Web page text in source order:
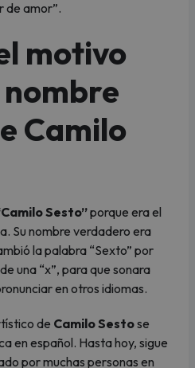
de amor”.
motivo
Camilo
Sesto”porque era el
Su nombre verdadero era
la palabra “Sexto” por
una “x”, para que sonara
en otros idiomas.
de Camilo Sestose
en español. Hasta hoy, sigue
por muchas personas en